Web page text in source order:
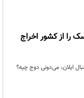
را از کشور اخراج
ایلان، می‌دونی دوج چیه؟